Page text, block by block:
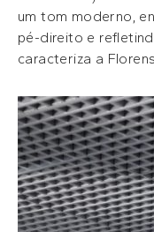
um tom moderno,
pé-direito e
caracteriza a